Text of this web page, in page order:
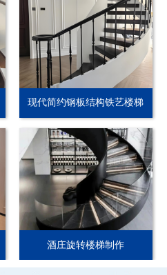
现代简约钢板结构铁艺楼梯
酒庄旋转楼梯制作